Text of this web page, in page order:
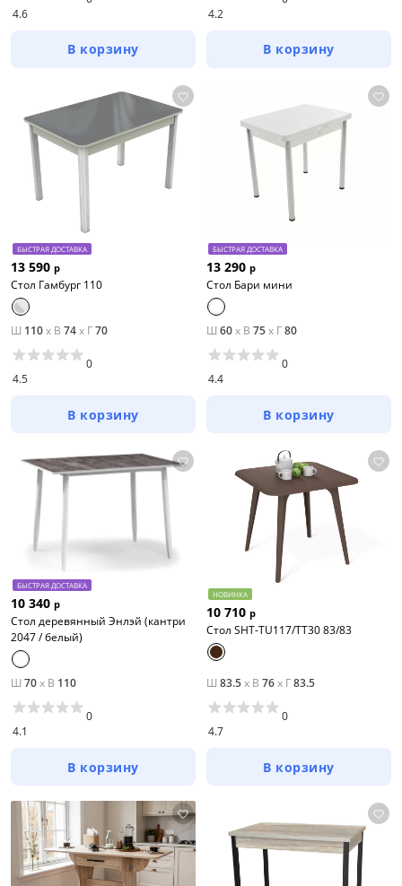
4.6
В корзину
4.2
В корзину
БЫСТРАЯ ДОСТАВКА
13 590 р
Стол Гамбург 110
Ш 110x В 74x Г70
4.5
0
В корзину
БЫСТРАЯ ДОСТАВКА
13 290 р
Стол Бари мини
Ш 60x В 75x Г80
4.4
0
В корзину
БЫСТРАЯ ДОСТАВКА
10 340 р
Стол деревянный Энлэй (кантри
2047 / белый)
Ш 70x В 110
4.1
0
В корзину
НОВИНКА
10 710 р
Стол SHT-TU117/TT30 83/83
Ш 83.5x В 76x Г83.5
4.7
0
В корзину